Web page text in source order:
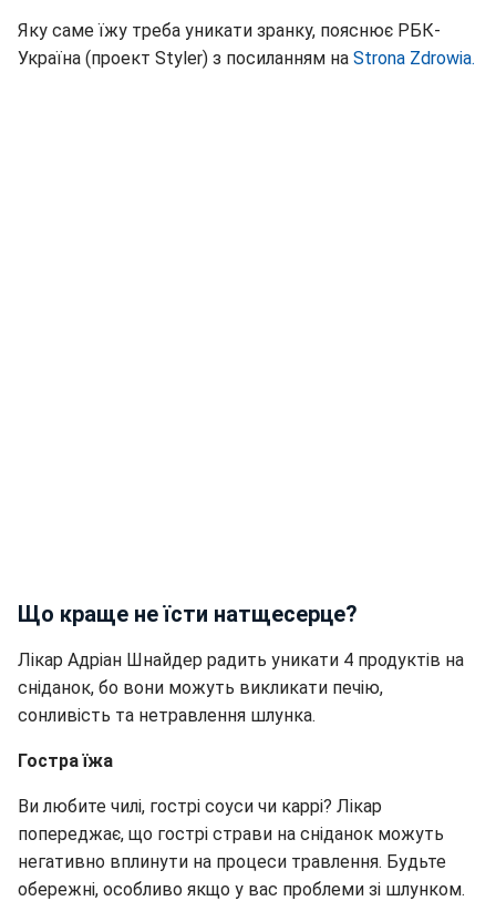
Яку саме їжу треба уникати зранку, пояснює РБК-
Україна (проект Styler) з посиланням на Strona Zdrowia.
Що краще не їсти натщесерце?
Лікар Адріан Шнайдер радить уникати 4 продуктів на
сніданок, бо вони можуть викликати печію,
сонливість та нетравлення шлунка.
Гостра їжа
Ви любите чилі, гострі соуси чи каррі? Лікар
попереджає, що гострі страви на сніданок можуть
негативно вплинути на процеси травлення. Будьте
обережні, особливо якщо у вас проблеми зі шлунком.